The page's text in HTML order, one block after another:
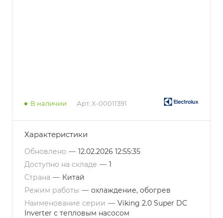
В наличии Арт. X-00011391
Характеристики
Обновлено — 12.02.2026 12:55:35
Доступно на складе — 1
Страна — Китай
Режим работы — охлаждение, обогрев
Наименование серии — Viking 2.0 Super DC
Inverter с тепловым насосом